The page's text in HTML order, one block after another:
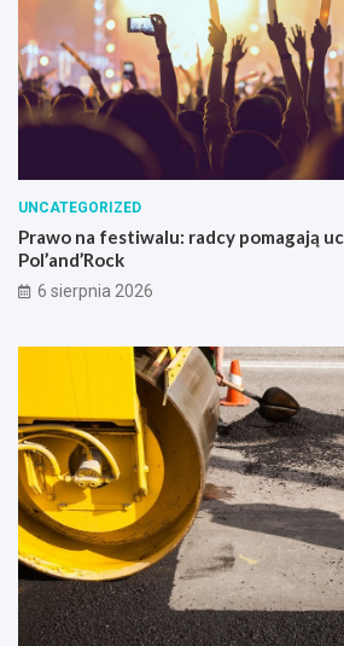
UNCATEGORIZED
Prawo na festiwalu: radcy pomagają
Pol’and’Rock
6 sierpnia 2026